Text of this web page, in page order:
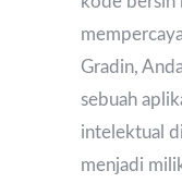
Gradin,
sebuah
intelektual
menjadi